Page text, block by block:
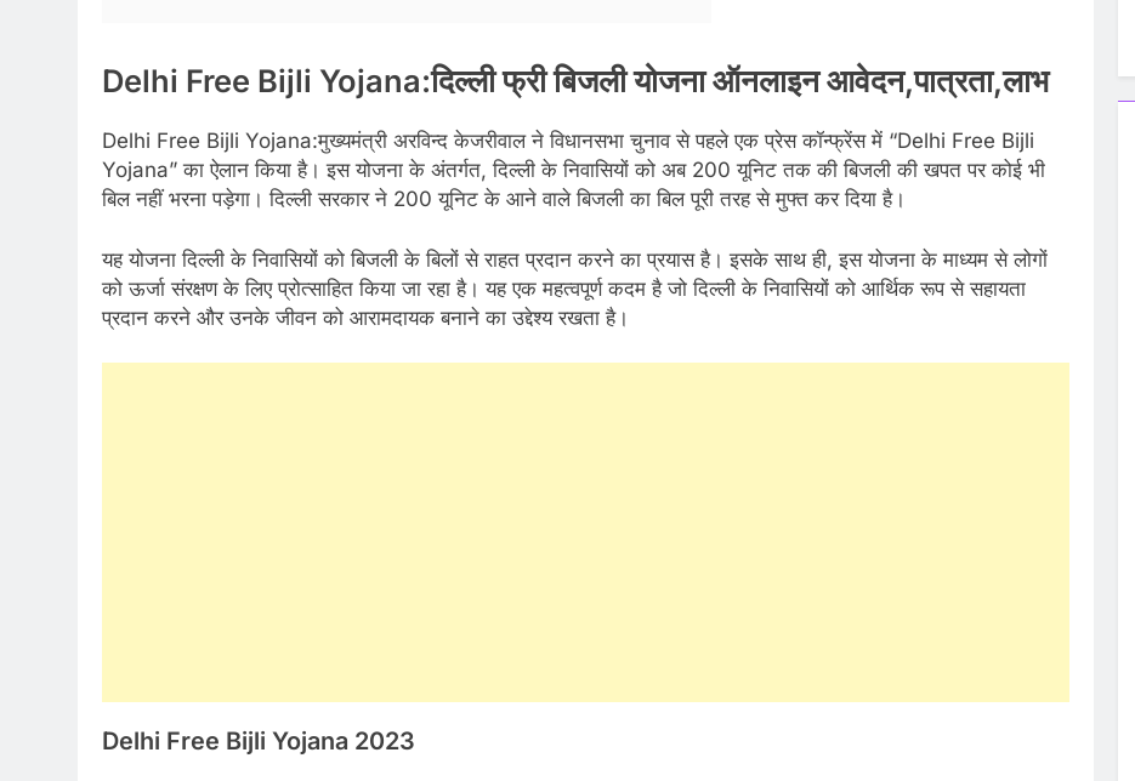
Delhi Free Bijli Yojana:दिल्ली फ्री बिजली योजना ऑनलाइन आवेदन,पात्रता,लाभ
Delhi Free Bijli Yojana:मुख्यमंत्री अरविन्द केजरीवाल ने विधानसभा चुनाव से पहले एक प्रेस कॉन्फ्रेंस में “Delhi Free Bijli
Yojana” का ऐलान किया है। इस योजना के अंतर्गत, दिल्ली के निवासियों को अब 200 यूनिट तक की बिजली की खपत पर कोई भी
बिल नहीं भरना पड़ेगा। दिल्ली सरकार ने 200 यूनिट के आने वाले बिजली का बिल पूरी तरह से मुफ्त कर दिया है।
यह योजना दिल्ली के निवासियों को बिजली के बिलों से राहत प्रदान करने का प्रयास है। इसके साथ ही, इस योजना के माध्यम से लोगों
को ऊर्जा संरक्षण के लिए प्रोत्साहित किया जा रहा है। यह एक महत्वपूर्ण कदम है जो दिल्ली के निवासियों को आर्थिक रूप से सहायता
प्रदान करने और उनके जीवन को आरामदायक बनाने का उद्देश्य रखता है।
Delhi Free Bijli Yojana 2023